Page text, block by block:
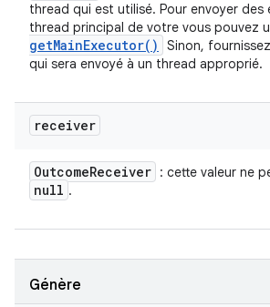
thread qui est utilisé. Pour envoyer des
thread principal de votre vous pouvez
getMainExecutor( ) Sinon,
qui sera envoyé à un thread approprié.
receiver
OutcomeReceiver : cette valeur ne
null .
Génère